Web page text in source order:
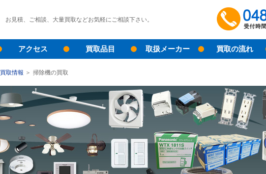
お見積、ご相談、大量買取などお気軽にご相談下さい。
アクセス 買取品目 取扱メーカー 買取の流れ
買取情報 掃除機の買取